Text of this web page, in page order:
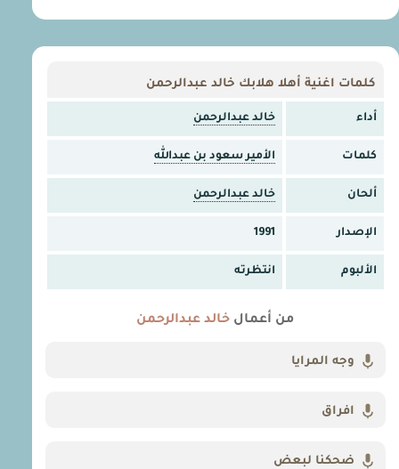
كلمات اغنية أهلا هلابك خالد عبدالرحمن
أداء خالد عبدالرحمن
كلمات الأمير سعود بن عبدالله
ألحان خالد عبدالرحمن
الإصدار 1991
الألبوم انتظرته
من أعمال خالد عبدالرحمن
وجه المرايا
افراق
ضحكنا لبعض